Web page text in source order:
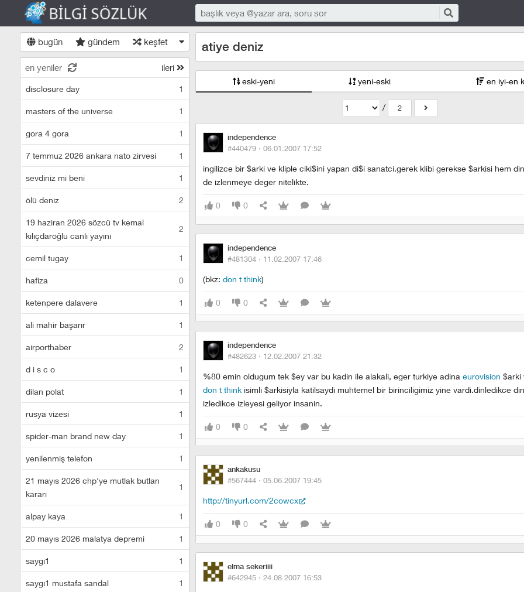
bugün gündem keşfet
en yeniler ileri
disclosure day 1
masters of the universe 1
gora 4 gora 1
7 temmuz 2026 ankara nato zirvesi 1
sevdiniz mi beni 1
ölü deniz 2
19 haziran 2026 sözcü tv kemal
kılıçdaroğlu canlı yayını
2
cemil tugay 1
hafiza 0
ketenpere dalavere 1
ali mahir başarır 1
airporthaber 2
d i s c o 1
dilan polat 1
rusya vizesi 1
spider-man brand new day 1
yenilenmiş telefon 1
21 mayıs 2026 chp'ye mutlak butlan
kararı
1
alpay kaya 1
20 mayıs 2026 malatya depremi 1
saygı1 1
saygı1 mustafa sandal 1
atiye deniz
eski-yeni yeni-eski en iyi-en
/ 2
independence
#440479 · 06.01.2007 17:52
ingilizce bir $arki ve kliple ciki$ini yapan di$i sanatci.gerek klibi gerekse $arkisi hem
de izlenmeye deger nitelikte.
0 0
independence
#481304 · 11.02.2007 17:46
(bkz: don t think)
0 0
independence
#482623 · 12.02.2007 21:32
%80 emin oldugum tek $ey var bu kadin ile alakali, eger turkiye adina eurovision $arki
don t think isimli $arkisiyla katilsaydi muhtemel bir birinciligimiz yine vardi.dinledikce
izledikce izleyesi geliyor insanin.
0 0
ankakusu
#567444 · 05.06.2007 19:45
http://tinyurl.com/2cowcx
0 0
elma sekeriiii
#642945 · 24.08.2007 16:53